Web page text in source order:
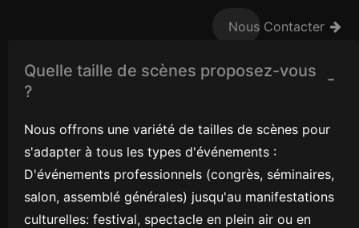
Nous Contacter
Quelle taille de scènes proposez-vous
?
Nous offrons une variété de tailles de scènes pour
s'adapter à tous les types d'événements :
D'événements professionnels (congrès, séminaires,
salon, assemblé générales) jusqu'au manifestations
culturelles: festival, spectacle en plein air ou en